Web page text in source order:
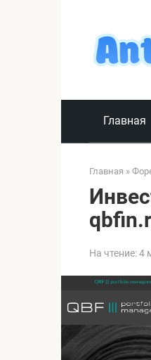
Главная
Главная »
На чтение:4